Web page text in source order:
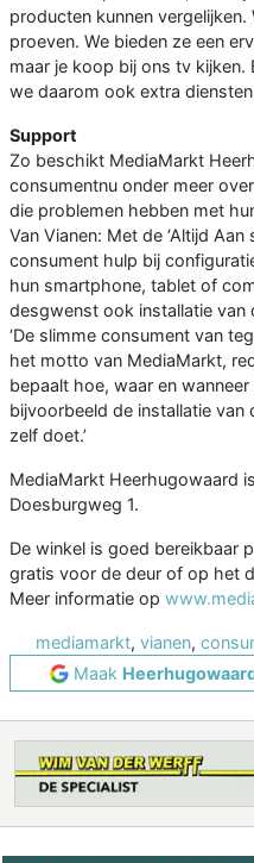
producten kunnen vergelijken.
proeven. We bieden ze een
maar je koop bij ons tv
we daarom ook extra
Support
Zo beschikt MediaMarkt
consumentnu onder meer
die problemen hebben met
Van Vianen: Met de ‘Altijd
consument hulp bij
hun smartphone, tablet of
desgwenst ook installatie van
‘De slimme consument van
het motto van MediaMarkt,
bepaalt hoe, waar en
bijvoorbeeld de installatie
zelf doet.’
MediaMarkt Heerhugowaard
Doesburgweg 1.
De winkel is goed bereikbaar
gratis voor de deur of op het
Meer informatie op
mediamarkt, vianen,
Maak